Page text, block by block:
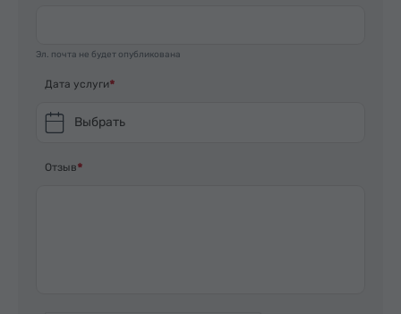
Эл. почта не будет опубликована
Дата услуги
Выбрать
Отзыв